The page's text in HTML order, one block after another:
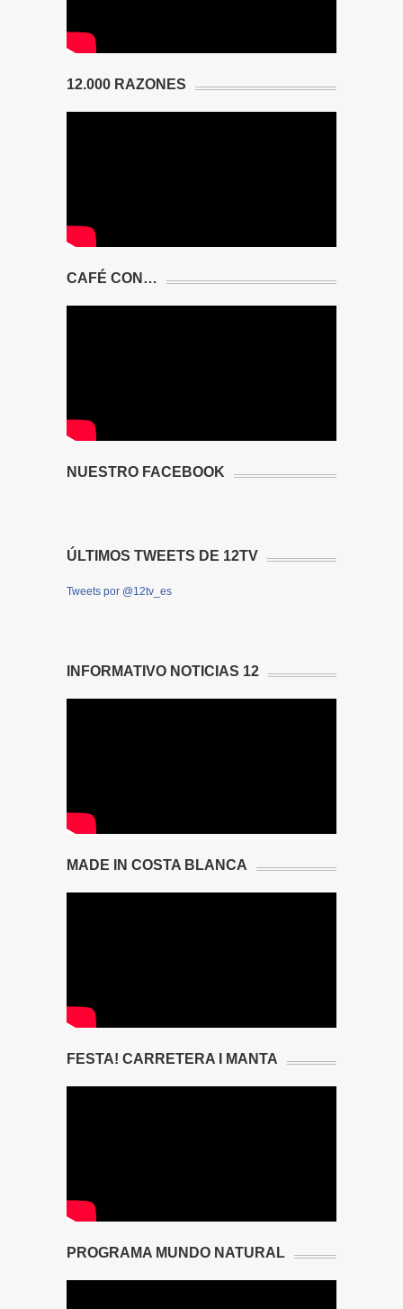
12.000 RAZONES
CAFÉ CON…
NUESTRO FACEBOOK
ÚLTIMOS TWEETS DE 12TV
Tweets por @12tv_es
INFORMATIVO NOTICIAS 12
MADE IN COSTA BLANCA
FESTA! CARRETERA I MANTA
PROGRAMA MUNDO NATURAL